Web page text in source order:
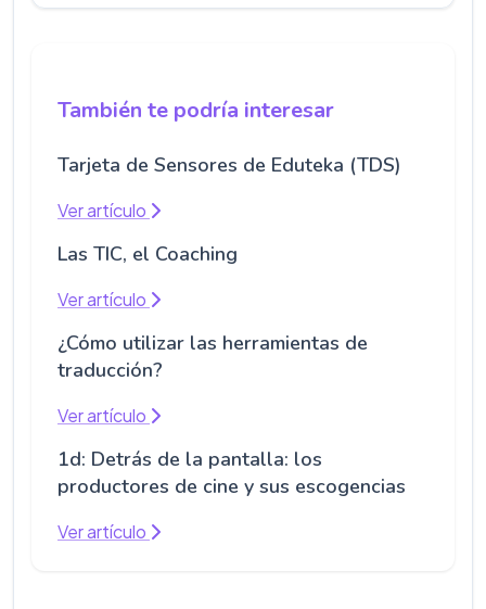
También te podría interesar
Tarjeta de Sensores de Eduteka (TDS)
Ver artículo
Las TIC, el Coaching
Ver artículo
¿Cómo utilizar las herramientas de
traducción?
Ver artículo
1d: Detrás de la pantalla: los
productores de cine y sus escogencias
Ver artículo